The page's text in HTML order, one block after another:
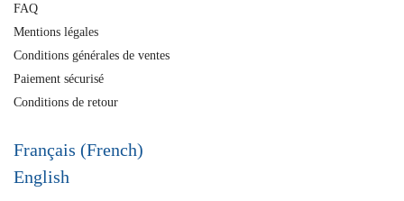
FAQ
Mentions légales
Conditions générales de ventes
Paiement sécurisé
Conditions de retour
Français (French)
English